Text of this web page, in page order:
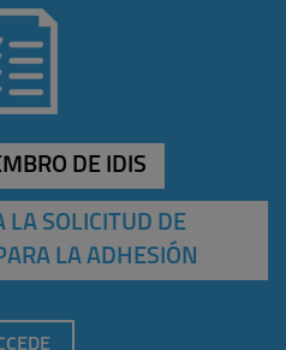
DE IDIS
SOLICITUD DE
LA ADHESIÓN